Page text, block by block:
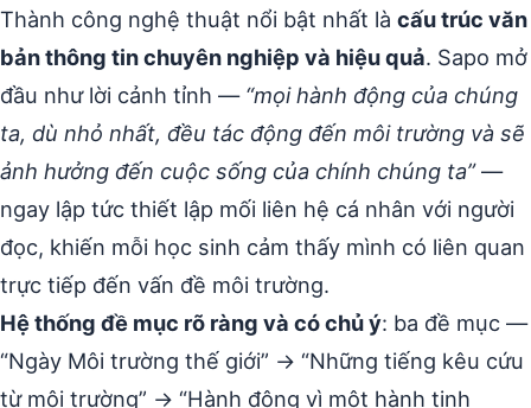
Thành công nghệ thuật nổi bật nhất là cấu trúc văn
bản thông tin chuyên nghiệp và hiệu quả. Sapo mở
đầu như lời cảnh tỉnh — “mọi hành động của chúng
ta, dù nhỏ nhất, đều tác động đến môi trường và sẽ
ảnh hưởng đến cuộc sống của chính chúng ta”—
ngay lập tức thiết lập mối liên hệ cá nhân với người
đọc, khiến mỗi học sinh cảm thấy mình có liên quan
trực tiếp đến vấn đề môi trường.
Hệ thống đề mục rõ ràng và có chủ ý: ba đề mục —
“Ngày Môi trường thế giới” → “Những tiếng kêu cứu
từ môi trường” → “Hành động vì một hành tinh